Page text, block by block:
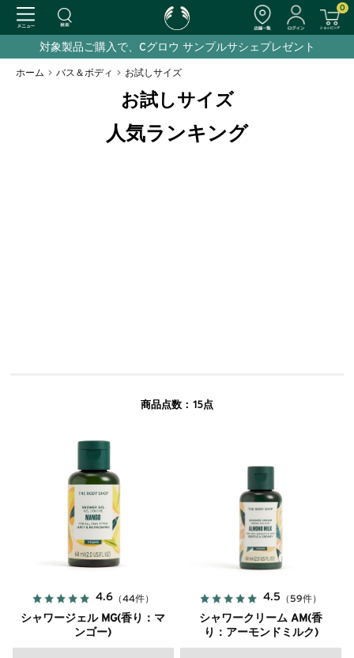
0
対象製品ご購入で、Cグロウ サンプルサシェプレゼント
ホーム > バス＆ボディ > お試しサイズ
お試しサイズ
人気ランキング
商品点数： 15点
4.6（44件）
シャワージェル MG(香り：マ
ンゴー)
4.5 （59件）
シャワークリーム AM(香
り：アーモンドミルク)